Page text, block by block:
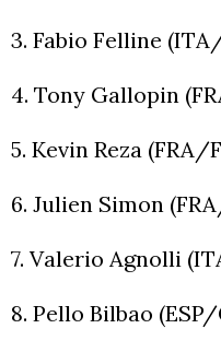
3. Fabio Felline
4. Tony Gallopin
5. Kevin Reza (FRA/
6. Julien Simon
7. Valerio Agnolli
8. Pello Bilbao